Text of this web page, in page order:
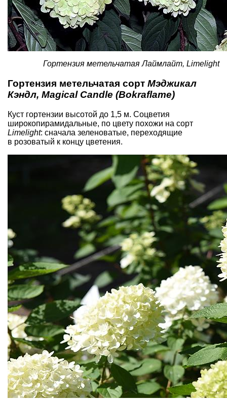
Гортензия метельчатая Лаймлайт, Limelight
Гортензия метельчатая сорт Мэджикал
Кэндл, Magical Candle (Bokraflame)
Куст гортензии высотой до 1,5 м. Соцветия
широкопирамидальные, по цвету похожи на сорт
Limelight: сначала зеленоватые, переходящие
в розоватый к концу цветения.